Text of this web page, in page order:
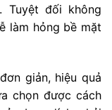
Tuyệt đối không
làm hỏng bề mặt
giản, hiệu quả
chọn được cách